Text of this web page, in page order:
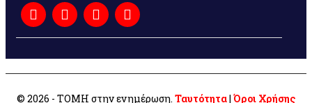
© 2026 - ΤΟΜΗ στην ενημέρωση. Ταυτότητα| Όροι Χρήσης